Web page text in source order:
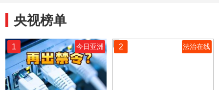
央视榜单
1 今日亚洲 2 法治在线